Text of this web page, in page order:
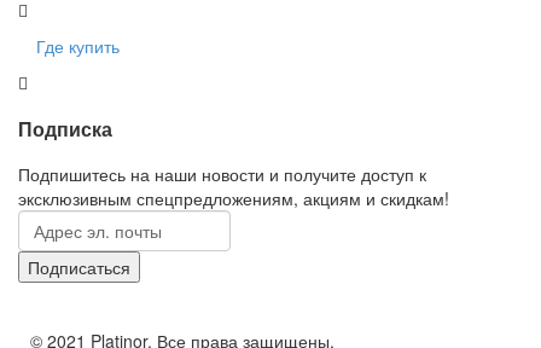
Где купить
Подписка
Подпишитесь на наши новости и получите доступ к
эксклюзивным спецпредложениям, акциям и скидкам!
© 2021 Platinor. Все права защищены.